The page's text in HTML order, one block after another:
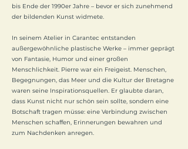
bis Ende der 1990er Jahre – bevor er sich zunehmend
der bildenden Kunst widmete.
In seinem Atelier in Carantec entstanden
außergewöhnliche plastische Werke – immer geprägt
von Fantasie, Humor und einer großen
Menschlichkeit. Pierre war ein Freigeist. Menschen,
Begegnungen, das Meer und die Kultur der Bretagne
waren seine Inspirationsquellen. Er glaubte daran,
dass Kunst nicht nur schön sein sollte, sondern eine
Botschaft tragen müsse: eine Verbindung zwischen
Menschen schaffen, Erinnerungen bewahren und
zum Nachdenken anregen.